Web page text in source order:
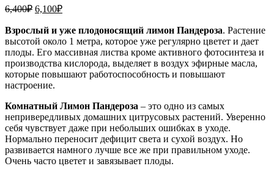
6,400₽ Первоначальная
составляла
6,400₽.
6,100₽Текущая
6,100₽.
Взрослый и уже плодоносящий лимон Пандероза. Растение
высотой около 1 метра, которое уже регулярно цветет и дает
плоды. Его массивная листва кроме активного фотосинтеза и
производства кислорода, выделяет в воздух эфирные масла,
которые повышают работоспособность и повышают
настроение.
Комнатный Лимон Пандероза – это одно из самых
непривередливых домашних цитрусовых растений. Уверенно
себя чувствует даже при небольших ошибках в уходе.
Нормально переносит дефицит света и сухой воздух. Но
развивается намного лучше все же при правильном уходе.
Очень часто цветет и завязывает плоды.